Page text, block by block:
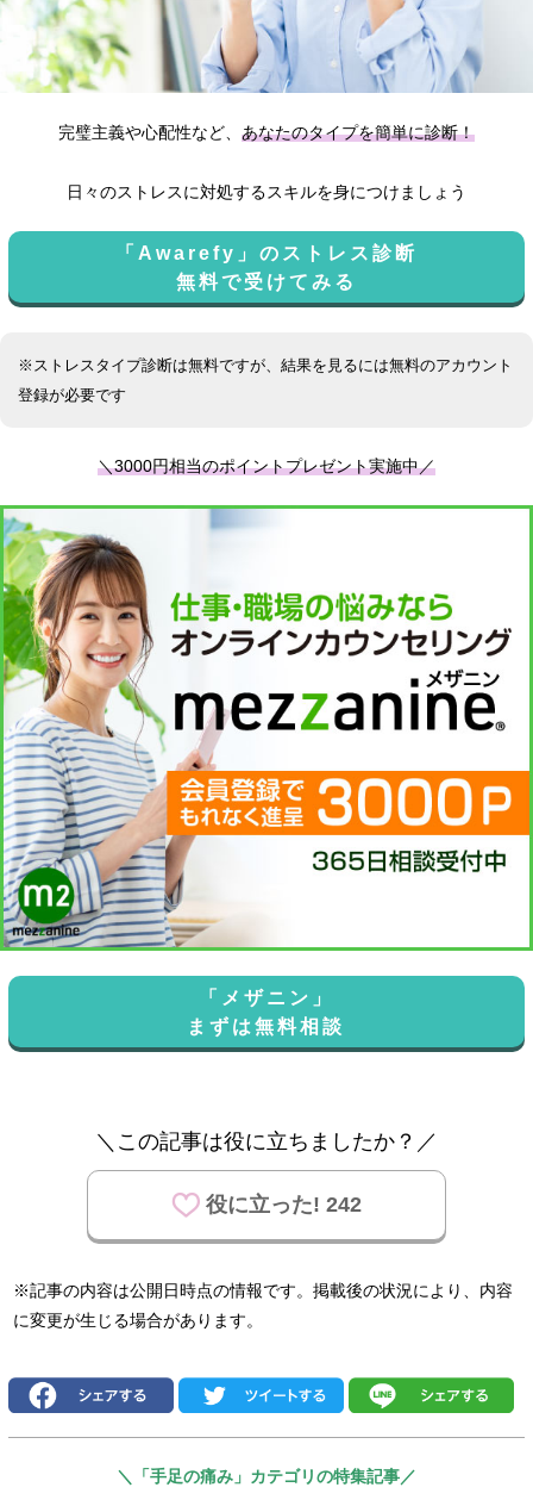
完璧主義や心配性など、 あなたのタイプを簡単に診断！
日々のストレスに対処するスキルを身につけましょう
「Awarefy」のストレス診断
無料で受けてみる
※ストレスタイプ診断は無料ですが、結果を見るには無料のアカウント
登録が必要です
＼3000円相当のポイントプレゼント実施中／
「メザニン」
まずは無料相談
＼この記事は役に立ちましたか？／
役に立った! 242
※記事の内容は公開日時点の情報です。掲載後の状況により、内容
に変更が生じる場合があります。
＼「手足の痛み」カテゴリの特集記事／